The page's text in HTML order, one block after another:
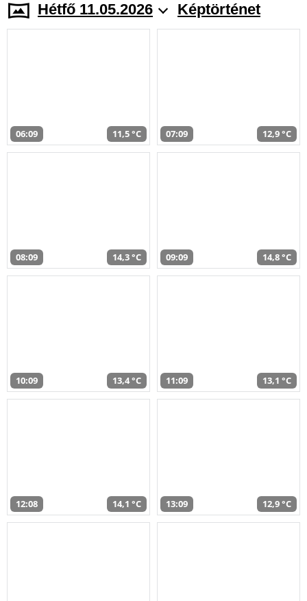
Hétfő 11.05.2026 Képtörténet
06:09 11,5 °C 07:09 12,9 °C
08:09 14,3 °C 09:09 14,8 °C
10:09 13,4 °C 11:09 13,1 °C
12:08 14,1 °C 13:09 12,9 °C